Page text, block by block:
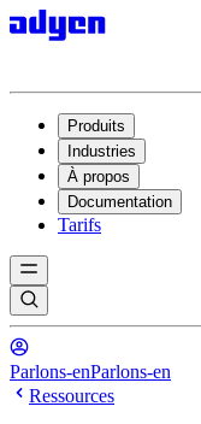
Produits
Industries
À propos
Documentation
Tarifs
Parlons-enParlons-en
Ressources